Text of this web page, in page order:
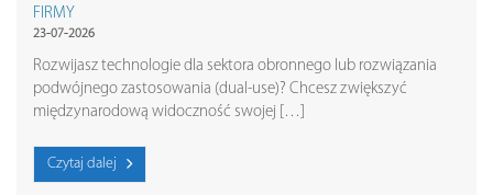
FIRMY
23-07-2026
Rozwijasz technologie dla sektora obronnego lub rozwiązania
podwójnego zastosowania (dual-use)? Chcesz zwiększyć
międzynarodową widoczność swojej […]
Czytaj dalej